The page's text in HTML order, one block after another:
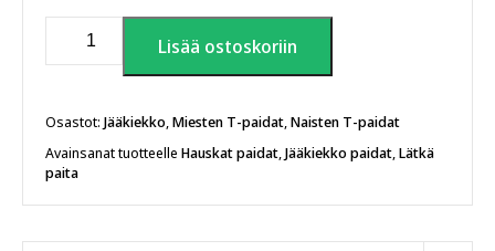
määrä
Lisää ostoskoriin
Osastot: Jääkiekko,Miesten T-paidat,Naisten T-paidat
Avainsanat tuotteelle Hauskat paidat,Jääkiekko paidat,Lätkä
paita